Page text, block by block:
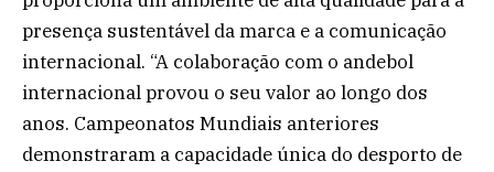
presença sustentável da marca e a comunicação
internacional. “A colaboração com o andebol
internacional provou o seu valor ao longo dos
anos. Campeonatos Mundiais anteriores
demonstraram a capacidade única do desporto de